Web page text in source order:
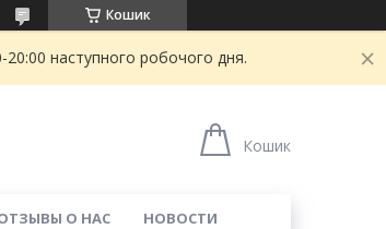
Кошик
наступного робочого дня.
Кошик
О НАС НОВОСТИ